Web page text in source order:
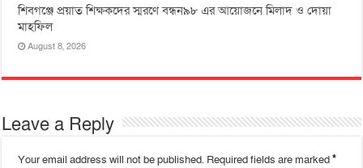
শিবগঞ্জে প্রয়াত শিক্ষকদের স্মরণে বন্ধন৯৮ এর আয়োজনে মিলাদ ও দোয়া
মাহফিল
August 8, 2026
Leave a Reply
Your email address will not be published. Required fields are marked*